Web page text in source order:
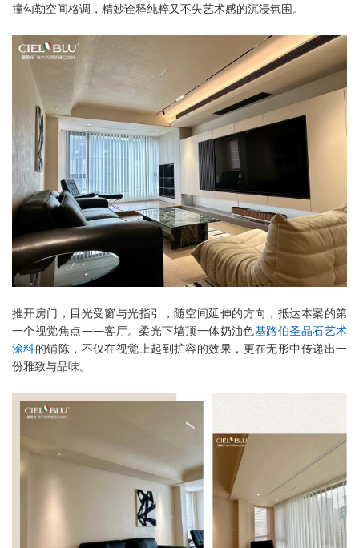
撞勾勒空间格调，精妙诠释纯粹又不失艺术感的沉浸氛围。
推开房门，目光受窗与光指引，随空间延伸的方向，抵达本案的第
一个视觉焦点——客厅。柔光下墙顶一体奶油色基路伯圣晶石艺术
涂料的铺陈，不仅在视觉上起到扩容的效果，更在无形中传递出一
份雅致与品味。